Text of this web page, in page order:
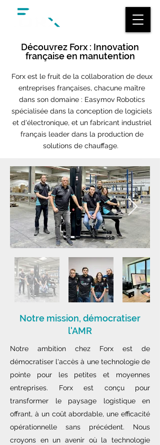
Découvrez Forx : Innovation
française en manutention
Forx est le fruit de la collaboration de deux
entreprises françaises, chacune maître
dans son domaine : Easymov Robotics
spécialisée dans la conception de logiciels
et d'électronique, et un fabricant industriel
français leader dans la production de
solutions de chauffage.
Notre mission, démocratiser
l'AMR
Notre ambition chez Forx est de
démocratiser l'accès à une technologie de
pointe pour les petites et moyennes
entreprises. Forx est conçu pour
transformer le paysage logistique en
offrant, à un coût abordable, une efficacité
opérationnelle sans précédent. Nous
croyons en un avenir où la technologie